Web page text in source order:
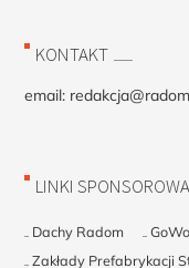
KONTAKT
email:
LINKI
Dachy Radom
Zakłady Prefabrykacji